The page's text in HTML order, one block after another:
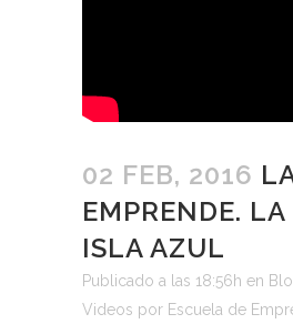
02 FEB, 2016
EMPRENDE.
ISLA AZUL
Publicado a las 18:56h en
Videos por Escuela de